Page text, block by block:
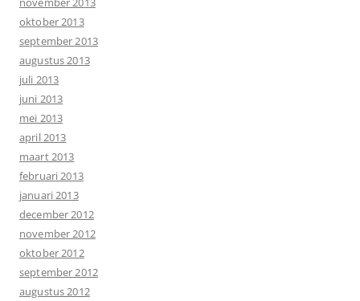
oktober 2013
september 2013
augustus 2013
juli 2013
juni 2013
mei 2013
april 2013
maart 2013
februari 2013
januari 2013
december 2012
november 2012
oktober 2012
september 2012
augustus 2012